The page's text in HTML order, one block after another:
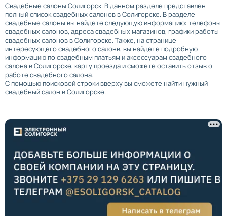
Свадебные салоны Солигорск. В данном разделе представлен
полный список свадебных салонов в Солигорске. В разделе
свадебные салоны вы найдете следующую информацию: телефоны
свадебных салонов, адреса свадебных магазинов, графики работы
свадебных салонов в Солигорске. Также, на странице
интересующего свадебного салонв, вы найдете подробную
информацию по свадебным платьям и аксессуарам свадебного
салона в Солигорске, карту проезда и сможете оставить отзыв о
работе свадебного салона.
С помощью поисковой строки вверху вы сможете найти нужный
свадебный салон в Солигорске.